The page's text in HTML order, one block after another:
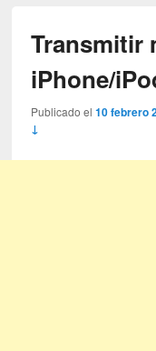
Transmitir
iPhone/
Publicado el10 febrero
↓